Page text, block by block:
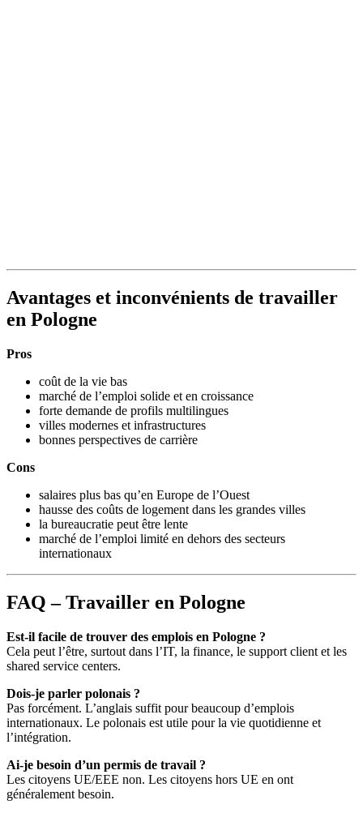
Avantages et inconvénients de travailler
en Pologne
Pros
coût de la vie bas
marché de l’emploi solide et en croissance
forte demande de profils multilingues
villes modernes et infrastructures
bonnes perspectives de carrière
Cons
salaires plus bas qu’en Europe de l’Ouest
hausse des coûts de logement dans les grandes villes
la bureaucratie peut être lente
marché de l’emploi limité en dehors des secteurs
internationaux
FAQ – Travailler en Pologne
Est-il facile de trouver des emplois en Pologne ?
Cela peut l’être, surtout dans l’IT, la finance, le support client et les
shared service centers.
Dois-je parler polonais ?
Pas forcément. L’anglais suffit pour beaucoup d’emplois
internationaux. Le polonais est utile pour la vie quotidienne et
l’intégration.
Ai-je besoin d’un permis de travail ?
Les citoyens UE/EEE non. Les citoyens hors UE en ont
généralement besoin.